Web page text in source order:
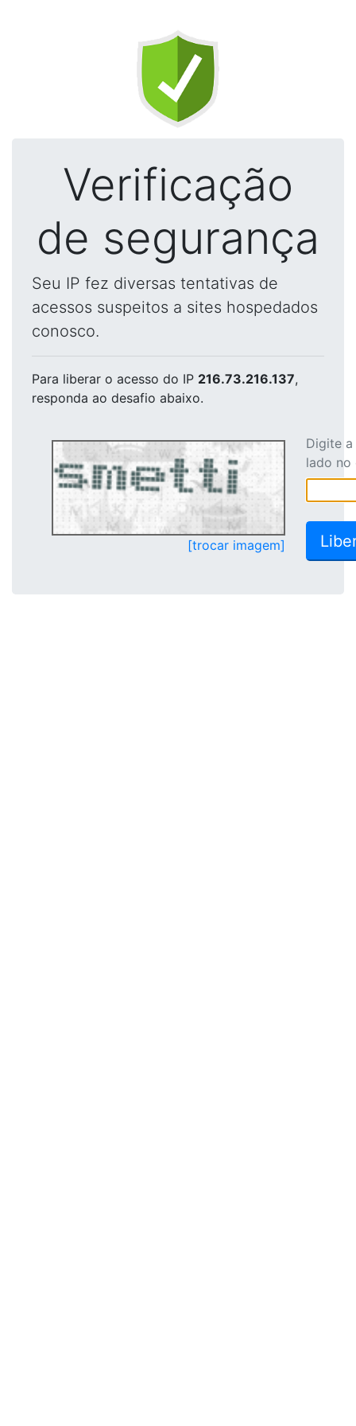
Verificação
de segurança
Seu IP fez diversas tentativas de
acessos suspeitos a sites hospedados
conosco.
Para liberar o acesso do IP 216.73.216.137,
responda ao desafio abaixo.
[trocar imagem]
Digite
lado no